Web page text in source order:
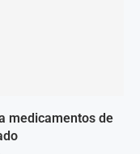
medicamentos de